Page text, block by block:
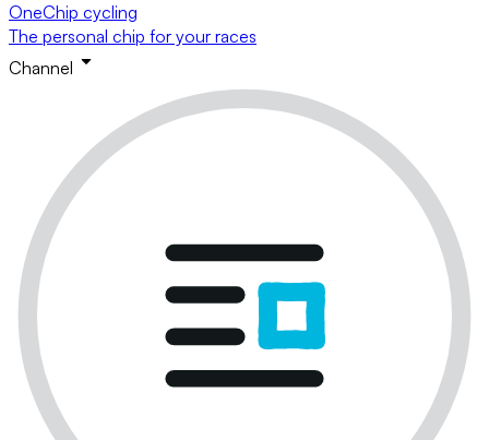
OneChip cycling
The personal chip for your races
Channel